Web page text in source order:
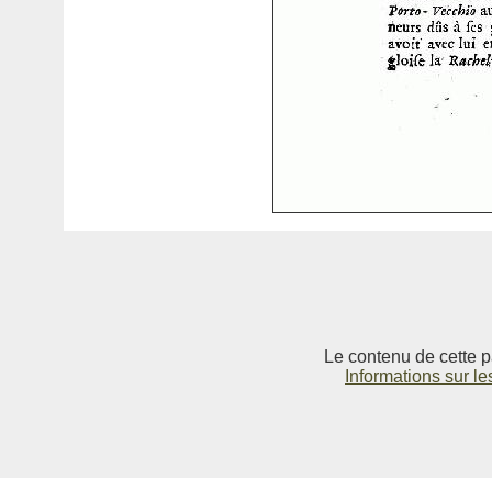
Le contenu de cette
Informations sur